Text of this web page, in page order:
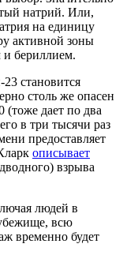
натрий. Или,
на единицу
активной зоны
и бериллием.
становится
столь же опасен
(тоже дает по два
в три тысячи раз
предоставляет
описывает
взрыва
людей в
всю
временно будет